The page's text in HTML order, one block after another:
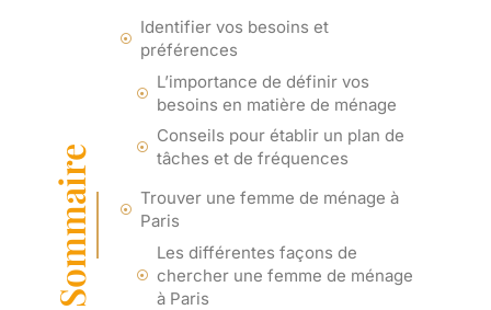
Sommaire
Identifier vos besoins et
préférences
L’importance de définir vos
besoins en matière de ménage
Conseils pour établir un plan de
tâches et de fréquences
Trouver une femme de ménage à
Paris
Les différentes façons de
chercher une femme de ménage
à Paris